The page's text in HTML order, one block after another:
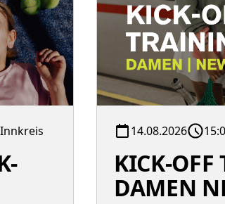
14.08.2026
KICK-
DAMEN